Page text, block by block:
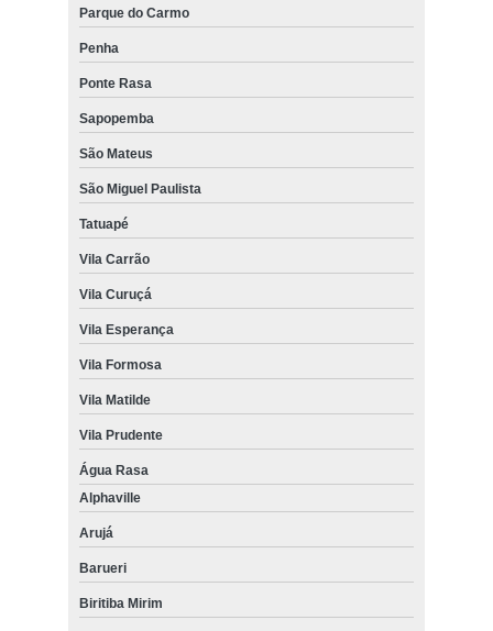
Parque do Carmo
Penha
Ponte Rasa
Sapopemba
São Mateus
São Miguel Paulista
Tatuapé
Vila Carrão
Vila Curuçá
Vila Esperança
Vila Formosa
Vila Matilde
Vila Prudente
Água Rasa
Alphaville
Arujá
Barueri
Biritiba Mirim